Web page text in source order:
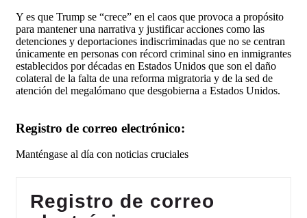
Y es que Trump se “crece” en el caos que provoca a propósito
para mantener una narrativa y justificar acciones como las
detenciones y deportaciones indiscriminadas que no se centran
únicamente en personas con récord criminal sino en inmigrantes
establecidos por décadas en Estados Unidos que son el daño
colateral de la falta de una reforma migratoria y de la sed de
atención del megalómano que desgobierna a Estados Unidos.
Registro de correo electrónico:
Manténgase al día con noticias cruciales
Registro de correo